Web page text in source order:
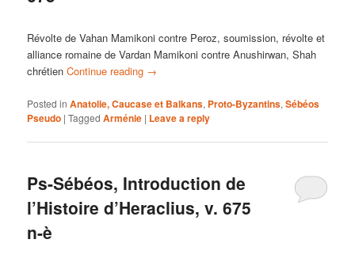
Révolte de Vahan Mamikoni contre Peroz, soumission, révolte et
alliance romaine de Vardan Mamikoni contre Anushirwan, Shah
chrétienContinue reading →
Posted in Anatolie, Caucase et Balkans, Proto-Byzantins,Sébéos
Pseudo |Tagged Arménie | Leave a reply
Ps-Sébéos, Introduction de
l’Histoire d’Heraclius, v. 675
n-è